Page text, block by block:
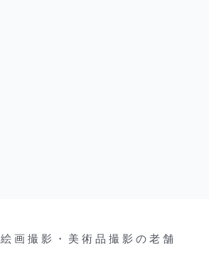
絵画撮影・美術品撮影の老舗